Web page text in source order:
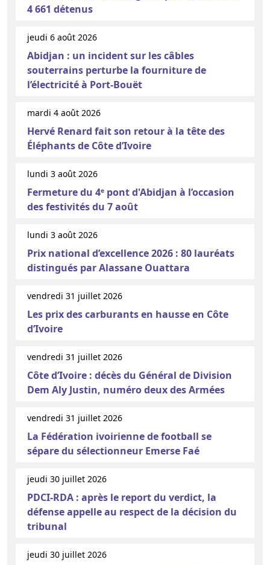
4 661 détenus
jeudi 6 août 2026
Abidjan : un incident sur les câbles
souterrains perturbe la fourniture de
l’électricité à Port-Bouët
mardi 4 août 2026
Hervé Renard fait son retour à la tête des
Éléphants de Côte d’Ivoire
lundi 3 août 2026
Fermeture du 4ᵉ pont d'Abidjan à l’occasion
des festivités du 7 août
lundi 3 août 2026
Prix national d’excellence 2026 : 80 lauréats
distingués par Alassane Ouattara
vendredi 31 juillet 2026
Les prix des carburants en hausse en Côte
d’Ivoire
vendredi 31 juillet 2026
Côte d’Ivoire : décès du Général de Division
Dem Aly Justin, numéro deux des Armées
vendredi 31 juillet 2026
La Fédération ivoirienne de football se
sépare du sélectionneur Emerse Faé
jeudi 30 juillet 2026
PDCI-RDA : après le report du verdict, la
défense appelle au respect de la décision du
tribunal
jeudi 30 juillet 2026